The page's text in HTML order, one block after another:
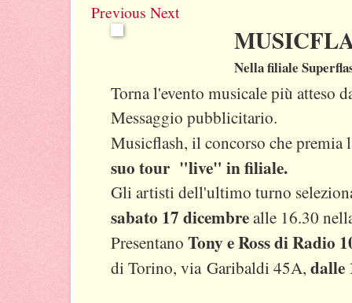
Previous Next
Nella filiale
Torna l'evento musicale più atteso
Messaggio pubblicitario.
Musicflash, il concorso che premia
suo tour "live" in filiale.
Gli artisti dell'ultimo turno
sabato 17 dicembrealle 16.30
Presentano Tony e Ross di Radio
di Torino, via Garibaldi 45A, dalle